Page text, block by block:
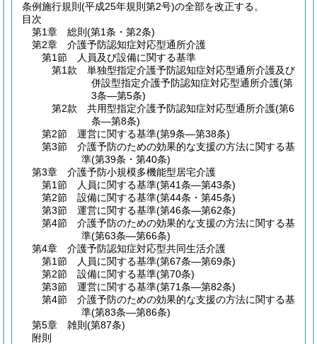
条例施行規則(平成25年規則第2号)の全部を改正する。
目次
第1章
総則 (第1条・第2条)
第2章
介護予防認知症対応型通所介護
第1節
人員及び設備に関する基準
第1款
単独型指定介護予防認知症対応型通所介護及び
併設型指定介護予防認知症対応型通所介護(第
3条―第5条)
第2款
共用型指定介護予防認知症対応型通所介護(第6
条―第8条)
第2節
運営に関する基準(第9条―第38条)
第3節
介護予防のための効果的な支援の方法に関する基
準(第39条・第40条)
第3章
介護予防小規模多機能型居宅介護
第1節
人員に関する基準(第41条―第43条)
第2節
設備に関する基準(第44条・第45条)
第3節
運営に関する基準(第46条―第62条)
第4節
介護予防のための効果的な支援の方法に関する基
準(第63条―第66条)
第4章
介護予防認知症対応型共同生活介護
第1節
人員に関する基準(第67条―第69条)
第2節
設備に関する基準(第70条)
第3節
運営に関する基準(第71条―第82条)
第4節
介護予防のための効果的な支援の方法に関する基
準(第83条―第86条)
第5章
雑則 (第87条)
附則